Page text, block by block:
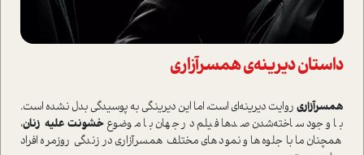
دا‌ستان دیرینه‌ی همسر‌آزاری
همسر‌آزاری روایت دیرینه‌ای ا‌ست، اما این دیرینگی به پوسیدگی بدل نشده ا‌ست.
با وجود ساخته‌شدن صدها فیلم در جهان با موضوع خشونت علیه زنان،
همچنان ما با جلوه‌ها و نمود‌های مختلف همسر‌آزاری در زندگی روزمره افراد